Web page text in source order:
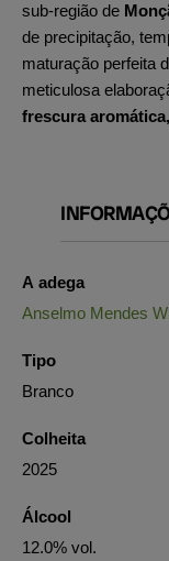
sub-região de
de precipitação,
maturação perfeita
meticulosa
frescura
A adega
Anselmo Mendes
Tipo
Branco
Colheita
2025
Álcool
12.0% vol.